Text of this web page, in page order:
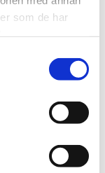
som de har